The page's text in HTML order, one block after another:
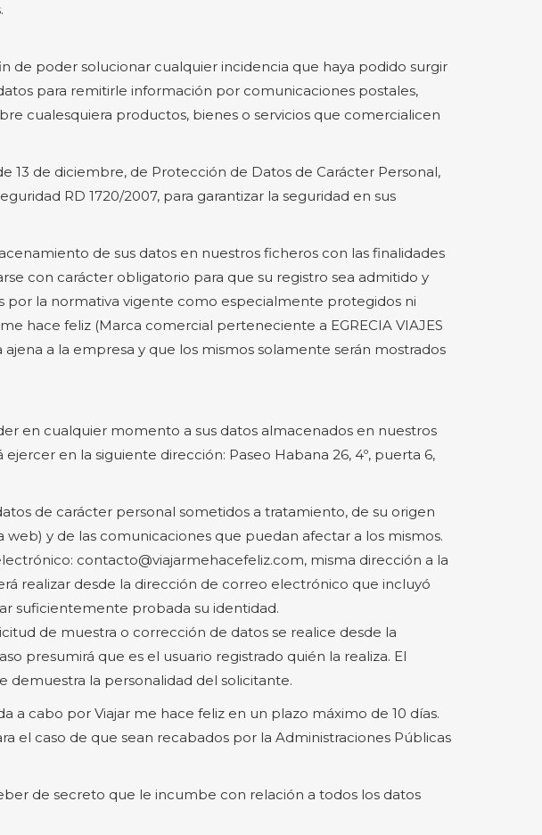
de poder solucionar cualquier incidencia que haya podido surgir
para remitirle información por comunicaciones postales,
cualesquiera productos, bienes o servicios que comercialicen
13 de diciembre, de Protección de Datos de Carácter Personal,
RD 1720/2007, para garantizar la seguridad en sus
de sus datos en nuestros ficheros con las finalidades
con carácter obligatorio para que su registro sea admitido y
por la normativa vigente como especialmente protegidos ni
hace feliz (Marca comercial perteneciente a EGRECIA VIAJES
a la empresa y que los mismos solamente serán mostrados
en cualquier momento a sus datos almacenados en nuestros
en la siguiente dirección: Paseo Habana 26, 4º, puerta 6,
de carácter personal sometidos a tratamiento, de su origen
y de las comunicaciones que puedan afectar a los mismos.
contacto@viajarmehacefeliz.com, misma dirección a la
realizar desde la dirección de correo electrónico que incluyó
suficientemente probada su identidad.
de muestra o corrección de datos se realice desde la
presumirá que es el usuario registrado quién la realiza. El
demuestra la personalidad del solicitante.
a cabo por Viajar me hace feliz en un plazo máximo de 10 días.
el caso de que sean recabados por la Administraciones Públicas
de secreto que le incumbe con relación a todos los datos